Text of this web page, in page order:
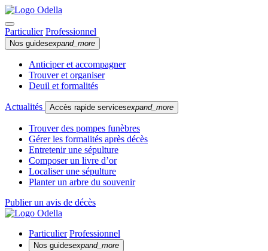
Particulier Professionnel
Nos guidesexpand_more
Anticiper et accompagner
Trouver et organiser
Deuil et formalités
Actualités Accès rapide servicesexpand_more
Trouver des pompes funèbres
Gérer les formalités après décès
Entretenir une sépulture
Composer un livre d’or
Localiser une sépulture
Planter un arbre du souvenir
Publier un avis de décès
Particulier Professionnel
Nos guidesexpand_more